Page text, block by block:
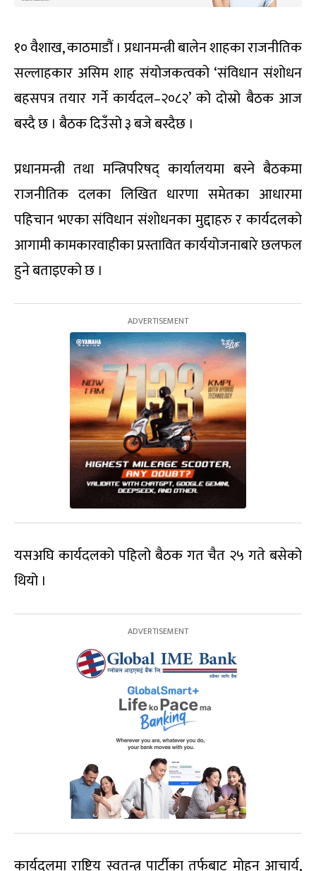
१० वैशाख, काठमाडौं । प्रधानमन्त्री बालेन शाहका राजनीतिक
सल्लाहकार असिम शाह संयोजकत्वको ‘संविधान संशोधन
बहसपत्र तयार गर्ने कार्यदल–२०८२’ को दोस्रो बैठक आज
बस्दै छ । बैठक दिउँसो ३ बजे बस्दैछ ।
प्रधानमन्त्री तथा मन्त्रिपरिषद् कार्यालयमा बस्ने बैठकमा
राजनीतिक दलका लिखित धारणा समेतका आधारमा
पहिचान भएका संविधान संशोधनका मुद्दाहरु र कार्यदलको
आगामी कामकारवाहीका प्रस्तावित कार्ययोजनाबारे छलफल
हुने बताइएको छ ।
यसअघि कार्यदलको पहिलो बैठक गत चैत २५ गते बसेको
थियो ।
कार्यदलमा राष्ट्रिय स्वतन्त्र पार्टीका तर्फबाट मोहन आचार्य,